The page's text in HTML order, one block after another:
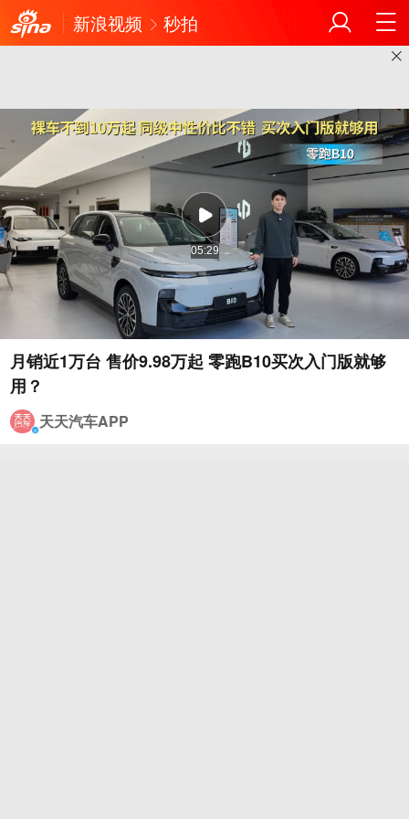
新浪视频 秒拍
05:29
月销近1万台 售价9.98万起 零跑B10买次入门版就够
天天汽车APP